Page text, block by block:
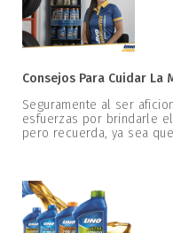
Consejos Para Cuidar La
Seguramente al ser
esfuerzas por brindarle
pero recuerda, ya sea